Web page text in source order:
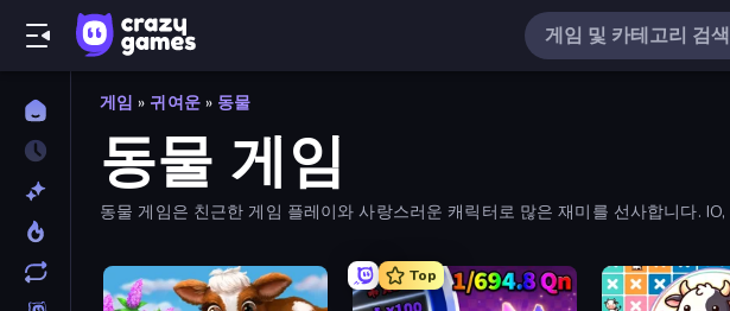
게임 » 귀여운 » 동물
동물 게임
동물 게임은 친근한 게임 플레이와 사랑스러운 캐릭터로 많은 재미를 선사합니다.
Top